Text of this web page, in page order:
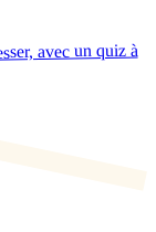
avec un quiz à